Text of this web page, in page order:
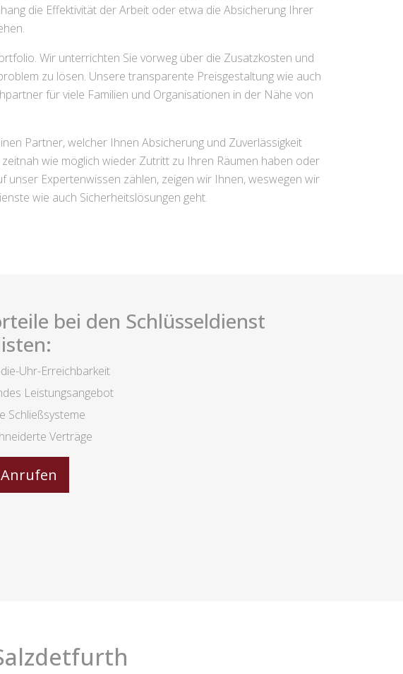
die Effektivität der Arbeit oder etwa die Absicherung Ihrer
Wir unterrichten Sie vorweg über die Zusatzkosten und
zu lösen. Unsere transparente Preisgestaltung wie auch
für viele Familien und Organisationen in der Nähe von
Partner, welcher Ihnen Absicherung und Zuverlässigkeit
wie möglich wieder Zutritt zu Ihren Räumen haben oder
unser Expertenwissen zählen, zeigen wir Ihnen, weswegen wir
wie auch Sicherheitslösungen geht.
bei den Schlüsseldienst
Uhr-Erreichbarkeit
Leistungsangebot
Schließsysteme
Verträge